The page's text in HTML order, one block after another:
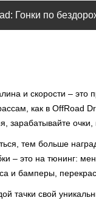
Гонки по
и скорости – это
как в OffRoad
зарабатывайте
тем больше
– это на тюнинг:
и бамперы,
тачки свой